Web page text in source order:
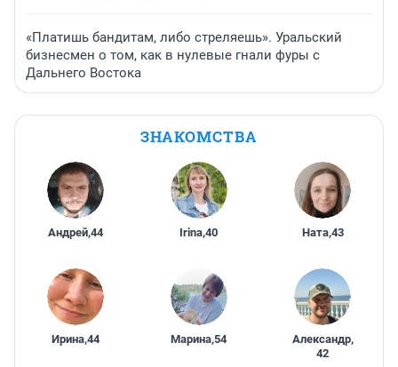
«Платишь бандитам, либо стреляешь». Уральский
бизнесмен о том, как в нулевые гнали фуры с
Дальнего Востока
ЗНАКОМСТВА
Андрей,44 Irina,40 Ната,43
Ирина,44 Марина,54 Александр,
42